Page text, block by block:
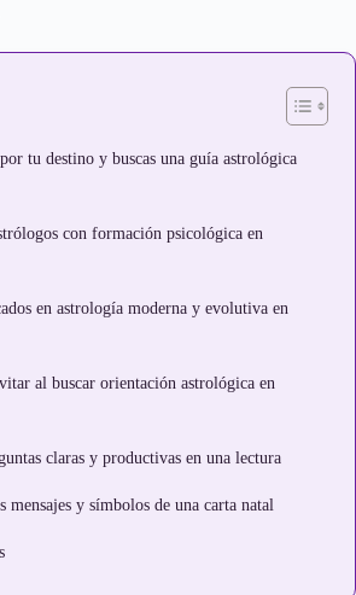
tu destino y buscas una guía astrológica
con formación psicológica en
en astrología moderna y evolutiva en
al buscar orientación astrológica en
claras y productivas en una lectura
mensajes y símbolos de una carta natal